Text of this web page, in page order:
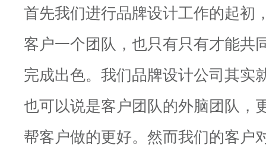
首先我们进行品牌设计工作的起初
客户一个团队，也只有只有才能共
完成出色。我们品牌设计公司其实
也可以说是客户团队的外脑团队，
帮客户做的更好。然而我们的客户